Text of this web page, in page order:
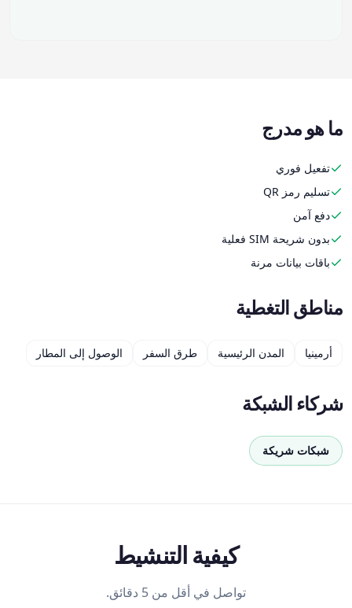
ما هو مدرج
تفعيل فوري
تسليم رمز QR
دفع آمن
بدون شريحة SIM فعلية
باقات بيانات مرنة
مناطق التغطية
أرمينيا المدن الرئيسية طرق السفر الوصول إلى المطار
شركاء الشبكة
شبكات شريكة
كيفية التنشيط
تواصل في أقل من 5 دقائق.